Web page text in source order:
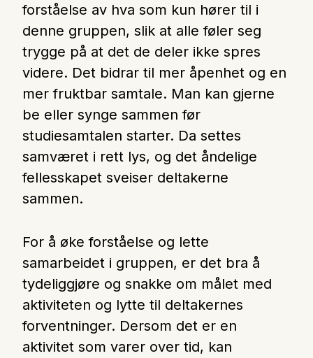
forståelse av hva som kun hører til i
denne gruppen, slik at alle føler seg
trygge på at det de deler ikke spres
videre. Det bidrar til mer åpenhet og en
mer fruktbar samtale. Man kan gjerne
be eller synge sammen før
studiesamtalen starter. Da settes
samværet i rett lys, og det åndelige
fellesskapet sveiser deltakerne
sammen.
For å øke forståelse og lette
samarbeidet i gruppen, er det bra å
tydeliggjøre og snakke om målet med
aktiviteten og lytte til deltakernes
forventninger. Dersom det er en
aktivitet som varer over tid, kan